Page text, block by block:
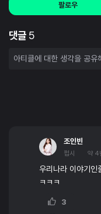
팔로우
댓글 5
조인빈
펍시 약 4
우리나라 이야기인
ㅋㅋㅋ
3